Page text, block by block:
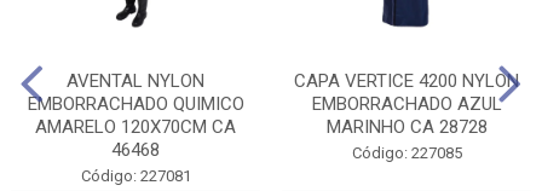
AVENTAL NYLON
EMBORRACHADO QUIMICO
AMARELO 120X70CM CA
46468
Código: 227081
CAPA VERTICE 4200 NYLON
EMBORRACHADO AZUL
MARINHO CA 28728
Código: 227085